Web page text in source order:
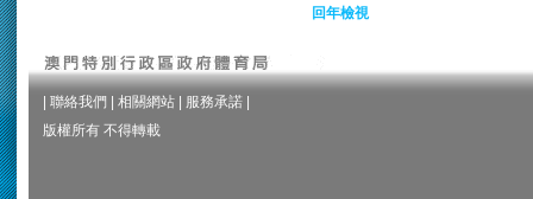
回年檢視
聯絡我們 相關網站 服務承諾
版權所有 不得轉載